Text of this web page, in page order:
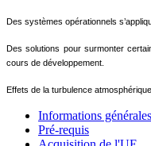
Des systèmes opérationnels
Des solutions pour surmonter
cours de développement.
Effets de la turbulence
Informations générales
Pré-requis